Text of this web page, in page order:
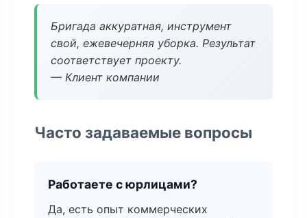
Бригада аккуратная, инструмент
свой, ежевечерняя уборка. Результат
соответствует проекту.
— Клиент компании
Часто задаваемые вопросы
Работаете с юрлицами?
Да, есть опыт коммерческих